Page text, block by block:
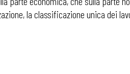
la classificazione unica dei